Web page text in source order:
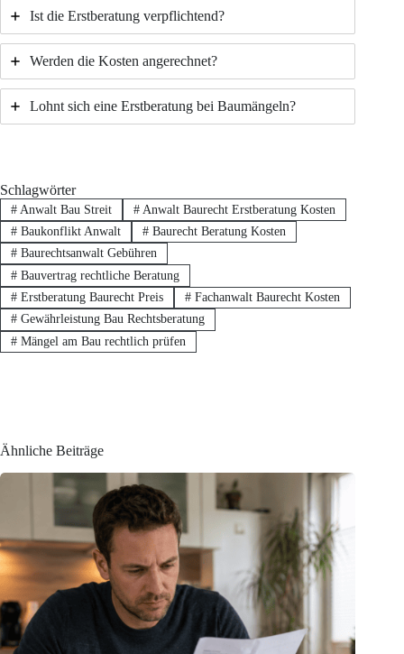
Ist die Erstberatung verpflichtend?
Werden die Kosten angerechnet?
Lohnt sich eine Erstberatung bei Baumängeln?
Schlagwörter
#Anwalt Bau Streit #Anwalt Baurecht Erstberatung Kosten
#Baukonflikt Anwalt #Baurecht Beratung Kosten
#Baurechtsanwalt Gebühren
#Bauvertrag rechtliche Beratung
#Erstberatung Baurecht Preis #Fachanwalt Baurecht Kosten
#Gewährleistung Bau Rechtsberatung
#Mängel am Bau rechtlich prüfen
Ähnliche Beiträge